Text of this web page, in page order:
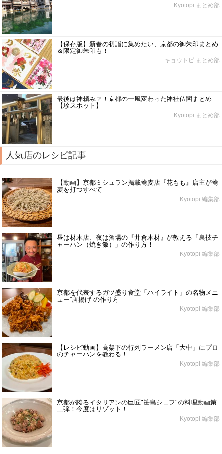
Kyotopi まとめ部
【保存版】新春の初詣に集めたい、京都の御朱印まとめ
＆限定御朱印も！
キョウトピ まとめ部
最後は神頼み？！京都の一風変わった神社仏閣まとめ
【珍スポット】
Kyotopi まとめ部
人気店のレシピ記事
【動画】京都ミシュラン掲載蕎麦店『花もも』店主が蕎
麦を打つすべて
Kyotopi 編集部
昼は材木店、夜は酒場の『井倉木材』が教える「裏技チ
ャーハン（焼き飯）」の作り方！
Kyotopi 編集部
京都を代表するガツ盛り食堂「ハイライト」の名物メニ
ュー”唐揚げ”の作り方
Kyotopi 編集部
【レシピ動画】高架下の行列ラーメン店「大中」にプロ
のチャーハンを教わる！
Kyotopi 編集部
京都が誇るイタリアンの巨匠"笹島シェフ"の料理動画第
二弾！今度はリゾット！
Kyotopi 編集部